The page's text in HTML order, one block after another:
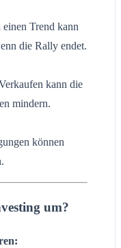
Trend kann
die Rally endet.
kann die
mindern.
können
um?